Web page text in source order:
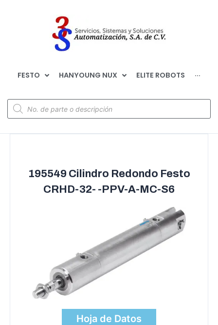
FESTO HANYOUNG NUX ELITE ROBOTS ···
195549 Cilindro Redondo Festo
CRHD-32- -PPV-A-MC-S6
Hoja de Datos